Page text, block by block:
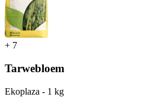
+ 7
Tarwebloem
Ekoplaza - 1 kg